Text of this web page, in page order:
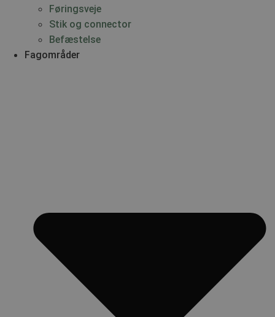
Føringsveje
Stik og connector
Befæstelse
Fagområder